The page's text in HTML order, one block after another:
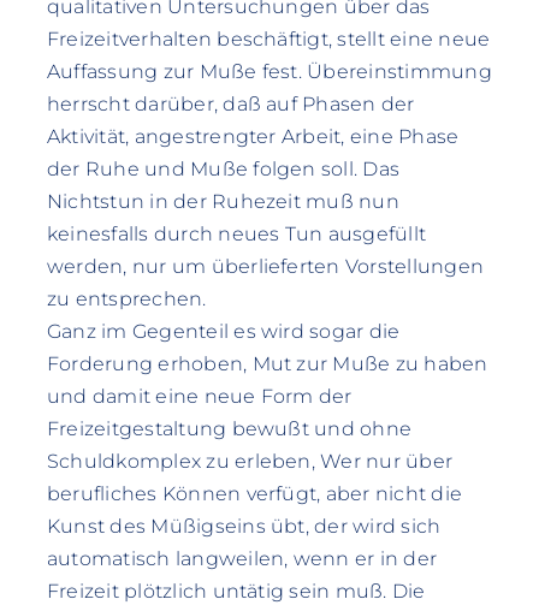
qualitativen Untersuchungen über das
Freizeitverhalten beschäftigt, stellt eine neue
Auffassung zur Muße fest. Übereinstimmung
herrscht darüber, daß auf Phasen der
Aktivität, angestrengter Arbeit, eine Phase
der Ruhe und Muße folgen soll. Das
Nichtstun in der Ruhezeit muß nun
keinesfalls durch neues Tun ausgefüllt
werden, nur um überlieferten Vorstellungen
zu entsprechen.
Ganz im Gegenteil es wird sogar die
Forderung erhoben, Mut zur Muße zu haben
und damit eine neue Form der
Freizeitgestaltung bewußt und ohne
Schuldkomplex zu erleben, Wer nur über
berufliches Können verfügt, aber nicht die
Kunst des Müßigseins übt, der wird sich
automatisch langweilen, wenn er in der
Freizeit plötzlich untätig sein muß. Die